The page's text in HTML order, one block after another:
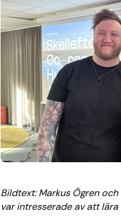
Bildtext: Markus Ögren
var intresserade av att